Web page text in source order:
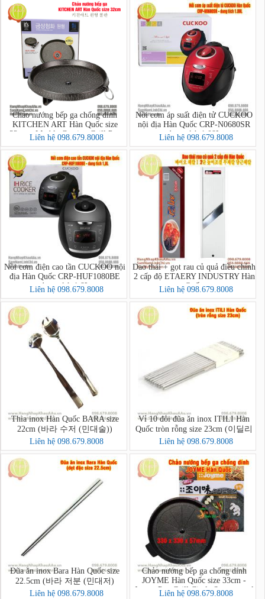
Chảo nướng bếp ga chống dính
KITCHEN ART Hàn Quốc size
32cm - Marble Coating Grill Pan
Liên hệ 098.679.8008
Nồi cơm áp suất điện tử CUCKOO
nội địa Hàn Quốc CRP-N0680SR
dung tích 1.08L
Liên hệ 098.679.8008
Nồi cơm điện cao tần CUCKOO nội
địa Hàn Quốc CRP-HUF1080BE
dung tích 1,8L
Liên hệ 098.679.8008
Dao thái + gọt rau củ quả điều chỉnh
2 cấp độ ETAERY INDUSTRY Hàn
Quốc
Liên hệ 098.679.8008
Thìa inox Hàn Quốc BARA size
22cm (바라 수저 (민대술))
Liên hệ 098.679.8008
Vỉ 10 đôi đũa ăn inox ITILI Hàn
Quốc tròn rỗng size 23cm (이딜리
진공저분 민자)
Liên hệ 098.679.8008
Đũa ăn inox Bara Hàn Quốc size
22.5cm (바라 저분 (민대저)
Liên hệ 098.679.8008
Chảo nướng bếp ga chống dính
JOYME Hàn Quốc size 33cm -
Joyme Pan Grill Circle Samgyupsal
Liên hệ 098.679.8008